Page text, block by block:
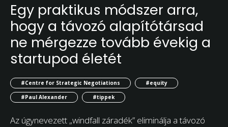
Egy praktikus módszer arra,
hogy a távozó alapítótársad
ne mérgezze tovább évekig a
startupod életét
#Centre for Strategic Negotiations
#equity
#Paul Alexander
#tippek
Az úgynevezett „windfall záradék” eliminálja a távozó